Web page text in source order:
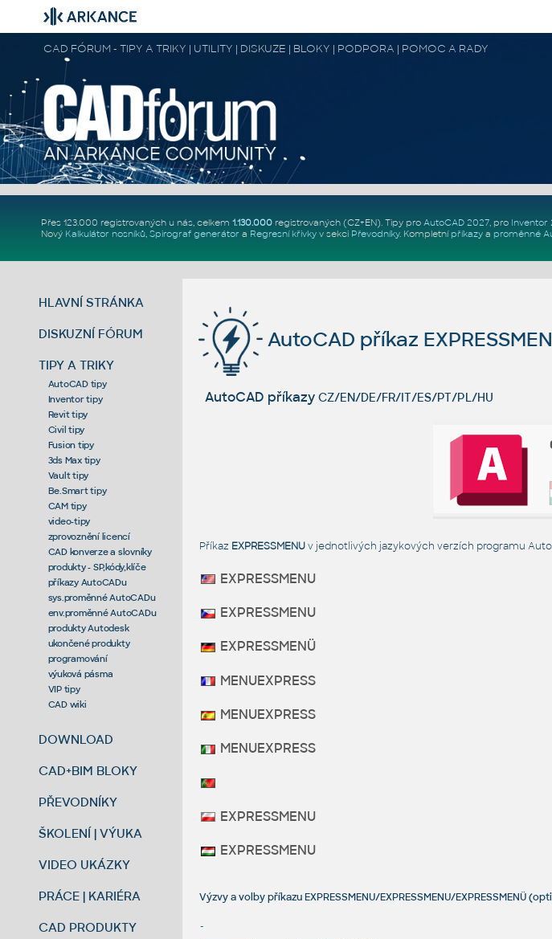
CAD FÓRUM - TIPY A TRIKY | UTILITY | DISKUZE | BLOKY | PODPORA | POMOC A RADY
Přes 123.000 registrovaných u nás, celkem 1.130.000registrovaných (CZ+EN). Tipy pro AutoCAD 2027, pro Inventor
Nový Kalkulátor nosníků, Spirograf generátor a Regresní křivkyv sekci Převodníky. Kompletní příkazya proměnné
HLAVNÍ STRÁNKA
DISKUZNÍ FÓRUM
TIPY A TRIKY
AutoCAD tipy
Inventor tipy
Revit tipy
Civil tipy
Fusion tipy
3ds Max tipy
Vault tipy
Be.Smart tipy
CAM tipy
video-tipy
zprovoznění licencí
CAD konverze a slovníky
produkty - SP,kódy,klíče
příkazy AutoCADu
sys.proměnné AutoCADu
env.proměnné AutoCADu
produkty Autodesk
ukončené produkty
programování
výuková pásma
VIP tipy
CAD wiki
DOWNLOAD
CAD+BIM BLOKY
PŘEVODNÍKY
ŠKOLENÍ | VÝUKA
VIDEO UKÁZKY
PRÁCE | KARIÉRA
CAD PRODUKTY
AutoCAD příkaz
AutoCAD příkazy CZ/EN/DE/FR/IT/ES/PT/PL/HU
Příkaz EXPRESSMENUv jednotlivých jazykových verzích programu
EXPRESSMENU
EXPRESSMENU
EXPRESSMENÜ
MENUEXPRESS
MENUEXPRESS
MENUEXPRESS
EXPRESSMENU
EXPRESSMENU
Výzvy a volby příkazu EXPRESSMENU/EXPRESSMENU/EXPRESSMENÜ
-